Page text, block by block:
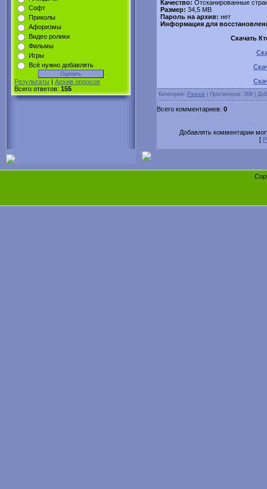
Софт
Приколы
Афоризмы
Видео ролики
Фильмы
Игры
Всё нужно добавлять
Результаты | Архив опросов
Всего ответов: 155
Качество: Отсканированные
Размер: 34,5 MB
Пароль на архив: нет
Информация для
Скачать
Категория: Разное | Просмотров: 306 |
Всего комментариев: 0
Добавлять комментарии
[